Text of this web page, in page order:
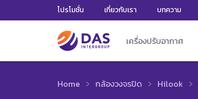
โปรโมชั่น เกี่ยวกับเรา บทความ
เครื่องปรับอากาศ
Home กล้องวงจรปิด Hilook